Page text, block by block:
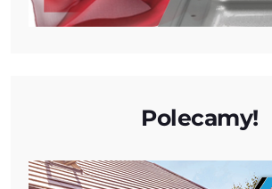
Polecamy!